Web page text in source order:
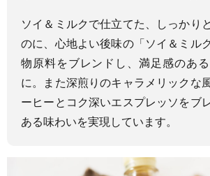
ソイ＆ミルクで仕立てた、しっかり
のに、心地よい後味の「ソイ＆ミル
物原料をブレンドし、満足感のあ
に。また深煎りのキャラメリックな
ーヒーとコク深いエスプレッソをブ
ある味わいを実現しています。